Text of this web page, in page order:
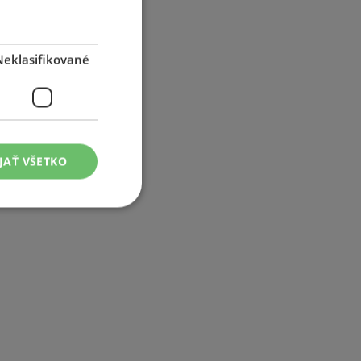
VŠETKO